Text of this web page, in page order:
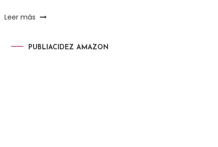
Leer más
PUBLIACIDEZ AMAZON